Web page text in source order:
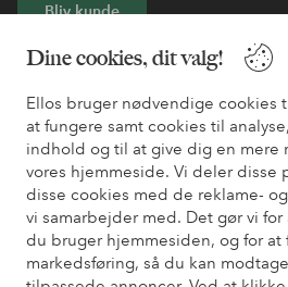
Dine cookies, dit valg!
Ellos bruger nødvendige cookies
at fungere samt cookies til
indhold og til at give dig en mere
vores hjemmeside. Vi deler disse
disse cookies med de reklame-
vi samarbejder med. Det gør vi for
du bruger hjemmesiden, og for at
markedsføring, så du kan
Bliv kunde
* Se tilbudsbetingelser ved registrering
Har du brug for hjælp?
Du kan finde svar på de oftest stillede
Du kan også finde oplysninger om,
Kundeservice Bestilling